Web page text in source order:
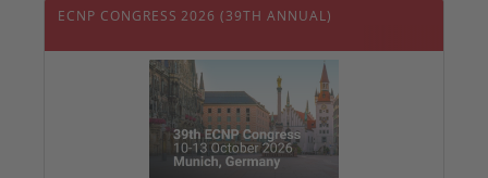
ECNP CONGRESS 2026 (39TH ANNUAL)